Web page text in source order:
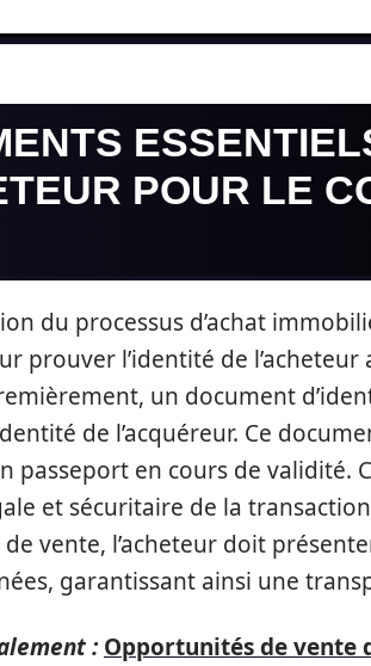
POUR LE
du processus d’achat
prouver l’identité de
un document
de l’acquéreur. Ce
passeport en cours de validité.
et sécuritaire de la
vente, l’acheteur doit
garantissant ainsi une
: Opportunités de vente